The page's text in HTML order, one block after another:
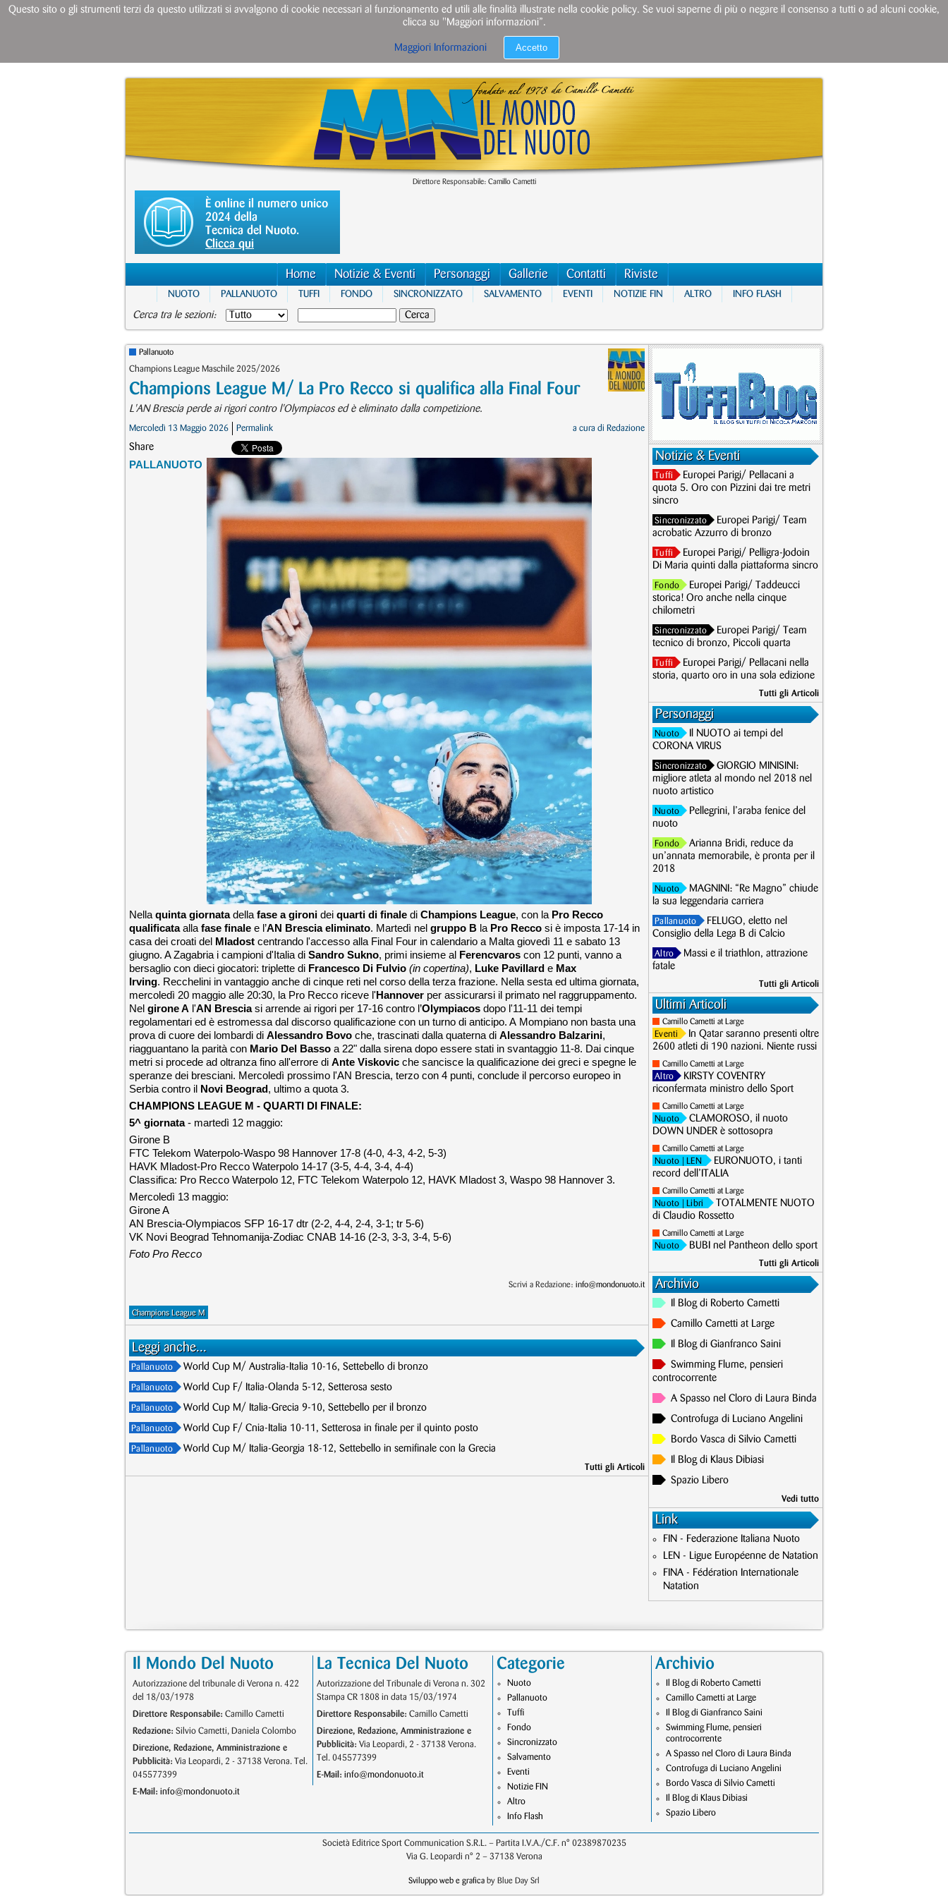
Direttore Responsabile: Camillo Cametti
È online il numero unico
2024 della
Tecnica del Nuoto.
Clicca qui
Home Notizie & Eventi Personaggi Gallerie Contatti Riviste
NUOTO PALLANUOTO TUFFI FONDO SINCRONIZZATO SALVAMENTO EVENTI NOTIZIE FIN ALTRO INFO FLASH
Cerca tra le sezioni:
Pallanuoto
Champions League Maschile 2025/2026
Champions League M/ La Pro Recco si qualifica alla Final Four
L'AN Brescia perde ai rigori contro l'Olympiacos ed è eliminato dalla competizione.
Mercoledì 13 Maggio 2026 Permalink a cura di Redazione
Share
PALLANUOTO
Nella quinta giornatadella fase a gironi dei quarti di finale di Champions League, con la Pro Recco
qualificataalla fase finale e l’AN Brescia eliminato. Martedì nel gruppo B la Pro Recco si è imposta 17-14 in
casa dei croati del Mladost centrando l'accesso alla Final Four in calendario a Malta giovedì 11 e sabato 13
giugno. A Zagabria i campioni d'Italia di Sandro Sukno, primi insieme al Ferencvaros con 12 punti, vanno a
bersaglio con dieci giocatori: triplette di Francesco Di Fulvio (in copertina), Luke Pavillard e Max
Irving. Recchelini in vantaggio anche di cinque reti nel corso della terza frazione. Nella sesta ed ultima giornata,
mercoledì 20 maggio alle 20:30, la Pro Recco riceve l'Hannover per assicurarsi il primato nel raggruppamento.
Nel girone A l'AN Bresciasi arrende ai rigori per 17-16 contro l’Olympiacos dopo l'11-11 dei tempi
regolamentari ed è estromessa dal discorso qualificazione con un turno di anticipo. A Mompiano non basta una
prova di cuore dei lombardi di Alessandro Bovo che, trascinati dalla quaterna di Alessandro Balzarini,
riagguantano la parità con Mario Del Basso a 22" dalla sirena dopo essere stati in svantaggio 11-8. Dai cinque
metri si procede ad oltranza fino all'errore di Ante Viskovic che sancisce la qualificazione dei greci e spegne le
speranze dei bresciani. Mercoledì prossimo l'AN Brescia, terzo con 4 punti, conclude il percorso europeo in
Serbia contro il Novi Beograd, ultimo a quota 3.
CHAMPIONS LEAGUE M - QUARTI DI FINALE:
5^ giornata- martedì 12 maggio:
Girone B
FTC Telekom Waterpolo-Waspo 98 Hannover 17-8 (4-0, 4-3, 4-2, 5-3)
HAVK Mladost-Pro Recco Waterpolo 14-17 (3-5, 4-4, 3-4, 4-4)
Classifica: Pro Recco Waterpolo 12, FTC Telekom Waterpolo 12, HAVK Mladost 3, Waspo 98 Hannover 3.
Mercoledì 13 maggio:
Girone A
AN Brescia-Olympiacos SFP 16-17 dtr (2-2, 4-4, 2-4, 3-1; tr 5-6)
VK Novi Beograd Tehnomanija-Zodiac CNAB 14-16 (2-3, 3-3, 3-4, 5-6)
Foto Pro Recco
Scrivi a Redazione: info@mondonuoto.it
Champions League M
Leggi anche...
Pallanuoto World Cup M/ Australia-Italia 10-16, Settebello di bronzo
Pallanuoto World Cup F/ Italia-Olanda 5-12, Setterosa sesto
Pallanuoto World Cup M/ Italia-Grecia 9-10, Settebello per il bronzo
Pallanuoto World Cup F/ Cnia-Italia 10-11, Setterosa in finale per il quinto posto
Pallanuoto World Cup M/ Italia-Georgia 18-12, Settebello in semifinale con la Grecia
Tutti gli Articoli
Notizie & Eventi
Tuffi
Europei Parigi/ Pellacani a
quota 5. Oro con Pizzini dai tre metri
sincro
Sincronizzato
Europei Parigi/ Team
acrobatic Azzurro di bronzo
Tuffi
Europei Parigi/ Pelligra-Jodoin
Di Maria quinti dalla piattaforma sincro
Fondo
Europei Parigi/ Taddeucci
storica! Oro anche nella cinque
chilometri
Sincronizzato
Europei Parigi/ Team
tecnico di bronzo, Piccoli quarta
Tuffi
Europei Parigi/ Pellacani nella
storia, quarto oro in una sola edizione
Tutti gli Articoli
Personaggi
Nuoto
Il NUOTO ai tempi del
CORONA VIRUS
Sincronizzato
GIORGIO MINISINI:
migliore atleta al mondo nel 2018 nel
nuoto artistico
Nuoto
Pellegrini, l’araba fenice del
nuoto
Fondo
Arianna Bridi, reduce da
un’annata memorabile, è pronta per il
2018
Nuoto
MAGNINI: “Re Magno” chiude
la sua leggendaria carriera
Pallanuoto
FELUGO, eletto nel
Consiglio della Lega B di Calcio
Altro
Massi e il triathlon, attrazione
fatale
Tutti gli Articoli
Ultimi Articoli
Camillo Cametti at Large
Eventi
In Qatar saranno presenti oltre
2600 atleti di 190 nazioni. Niente russi
Camillo Cametti at Large
Altro
KIRSTY COVENTRY
riconfermata ministro dello Sport
Camillo Cametti at Large
Nuoto
CLAMOROSO, il nuoto
DOWN UNDER è sottosopra
Camillo Cametti at Large
Nuoto | LEN
EURONUOTO, i tanti
record dell’ITALIA
Camillo Cametti at Large
Nuoto | Libri
TOTALMENTE NUOTO
di Claudio Rossetto
Camillo Cametti at Large
Nuoto BUBI nel Pantheon dello sport
Tutti gli Articoli
Archivio
Il Blog di Roberto Cametti
Camillo Cametti at Large
Il Blog di Gianfranco Saini
Swimming Flume, pensieri
controcorrente
A Spasso nel Cloro di Laura Binda
Controfuga di Luciano Angelini
Bordo Vasca di Silvio Cametti
Il Blog di Klaus Dibiasi
Spazio Libero
Vedi tutto
Link
FIN - Federazione Italiana Nuoto
LEN - Ligue Européenne de Natation
FINA - Fédération Internationale
Natation
Il Mondo Del Nuoto
Autorizzazione del tribunale di Verona n. 422
del 18/03/1978
Direttore Responsabile: Camillo Cametti
Redazione: Silvio Cametti, Daniela Colombo
Direzione, Redazione, Amministrazione e
Pubblicità: Via Leopardi, 2 - 37138 Verona. Tel.
045577399
E-Mail: info@mondonuoto.it
La Tecnica Del Nuoto
Autorizzazione del Tribunale di Verona n. 302
Stampa CR 1808 in data 15/03/1974
Direttore Responsabile: Camillo Cametti
Direzione, Redazione, Amministrazione e
Pubblicità: Via Leopardi, 2 - 37138 Verona.
Tel. 045577399
E-Mail: info@mondonuoto.it
Categorie
Nuoto
Pallanuoto
Tuffi
Fondo
Sincronizzato
Salvamento
Eventi
Notizie FIN
Altro
Info Flash
Archivio
Il Blog di Roberto Cametti
Camillo Cametti at Large
Il Blog di Gianfranco Saini
Swimming Flume, pensieri
controcorrente
A Spasso nel Cloro di Laura Binda
Controfuga di Luciano Angelini
Bordo Vasca di Silvio Cametti
Il Blog di Klaus Dibiasi
Spazio Libero
Società Editrice Sport Communication S.R.L. – Partita I.V.A./C.F. n° 02389870235
Via G. Leopardi n° 2 – 37138 Verona
Sviluppo web e grafica by Blue Day Srl
Questo sito o gli strumenti terzi da questo utilizzati si avvalgono di cookie necessari al funzionamento ed utili alle finalità illustrate nella cookie policy. Se vuoi saperne di più o negare il consenso a tutti o ad alcuni cookie,
clicca su "Maggiori informazioni”.
Maggiori Informazioni Accetto